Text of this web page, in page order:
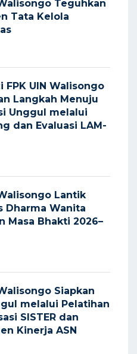
Teguhkan
Tata Kelola
FPK UIN Walisongo
Langkah Menuju
Unggul melalui
dan Evaluasi LAM-
Lantik
Dharma Wanita
Masa Bhakti 2026–
Siapkan
melalui Pelatihan
SISTER dan
Kinerja ASN